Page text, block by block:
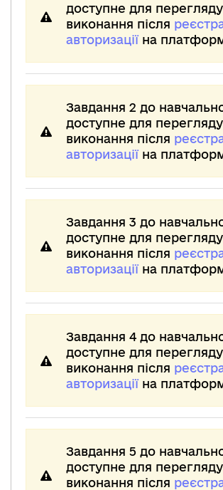
доступне для
виконання після
авторизаціїна
Завдання 2 до
доступне для
виконання після
авторизаціїна
Завдання 3 до
доступне для
виконання після
авторизаціїна
Завдання 4 до
доступне для
виконання після
авторизаціїна
Завдання 5 до
доступне для
виконання після